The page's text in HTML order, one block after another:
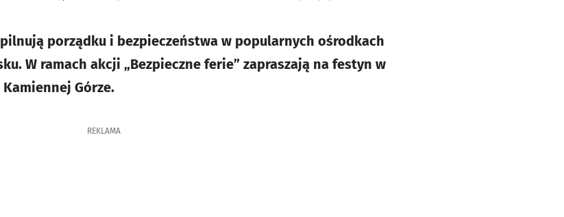
porządku i bezpieczeństwa w popularnych ośrodkach
W ramach akcji „Bezpieczne ferie” zapraszają na festyn w
Górze.
REKLAMA